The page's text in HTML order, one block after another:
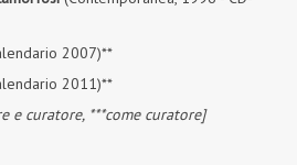
2007)**
2011)**
e curatore, ***come curatore]